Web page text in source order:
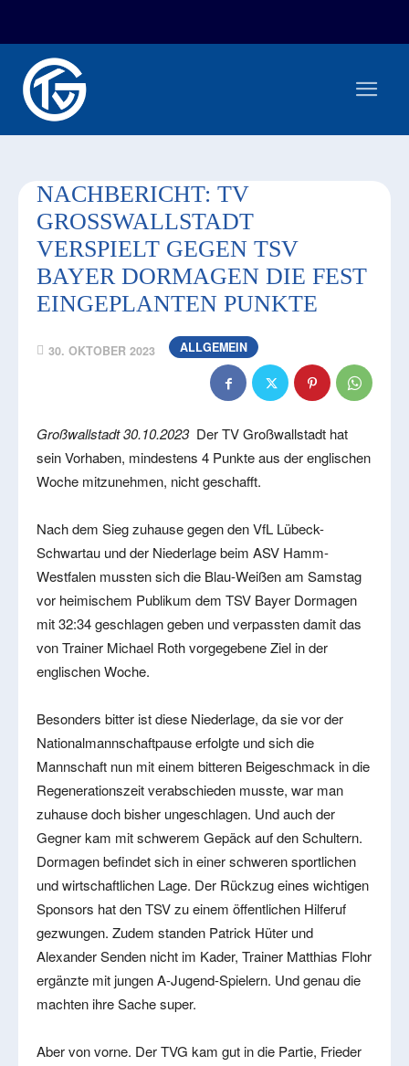
NACHBERICHT: TV
GROSSWALLSTADT V
ERSPIELT GEGEN TSV B
AYER DORMAGEN DIE FEST E
INGEPLANTEN PUNKTE
30. OKTOBER 2023 ALLGEMEIN
Großwallstadt 30.10.2023 Der TV Großwallstadt hat
sein Vorhaben, mindestens 4 Punkte aus der englischen
Woche mitzunehmen, nicht geschafft.
Nach dem Sieg zuhause gegen den VfL Lübeck-
Schwartau und der Niederlage beim ASV Hamm-
Westfalen mussten sich die Blau-Weißen am Samstag
vor heimischem Publikum dem TSV Bayer Dormagen
mit 32:34 geschlagen geben und verpassten damit das
von Trainer Michael Roth vorgegebene Ziel in der
englischen Woche.
Besonders bitter ist diese Niederlage, da sie vor der
Nationalmannschaftpause erfolgte und sich die
Mannschaft nun mit einem bitteren Beigeschmack in die
Regenerationszeit verabschieden musste, war man
zuhause doch bisher ungeschlagen. Und auch der
Gegner kam mit schwerem Gepäck auf den Schultern.
Dormagen befindet sich in einer schweren sportlichen
und wirtschaftlichen Lage. Der Rückzug eines wichtigen
Sponsors hat den TSV zu einem öffentlichen Hilferuf
gezwungen. Zudem standen Patrick Hüter und
Alexander Senden nicht im Kader, Trainer Matthias Flohr
ergänzte mit jungen A-Jugend-Spielern. Und genau die
machten ihre Sache super.
Aber von vorne. Der TVG kam gut in die Partie, Frieder